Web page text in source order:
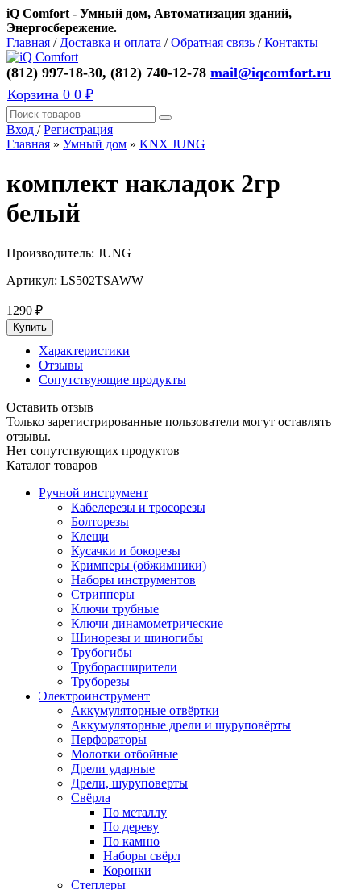
iQ Comfort - Умный дом, Автоматизация зданий,
Энергосбережение.
Главная / Доставка и оплата /Обратная связь /Контакты
(812) 997-18-30, (812) 740-12-78 mail@iqcomfort.ru
Корзина 0 0 ₽
Вход /Регистрация
Главная » Умный дом » KNX JUNG
комплект накладок 2гр
белый
Производитель: JUNG
Артикул: LS502TSAWW
1290 ₽
Характеристики
Отзывы
Сопутствующие продукты
Оставить отзыв
Только зарегистрированные пользователи могут оставлять
отзывы.
Нет сопутствующих продуктов
Каталог товаров
Ручной инструмент
Кабелерезы и тросорезы
Болторезы
Клещи
Кусачки и бокорезы
Кримперы (обжимники)
Наборы инструментов
Стрипперы
Ключи трубные
Ключи динамометрические
Шинорезы и шиногибы
Трубогибы
Труборасширители
Труборезы
Электроинструмент
Аккумуляторные отвёртки
Аккумуляторные дрели и шуруповёрты
Перфораторы
Молотки отбойные
Дрели ударные
Дрели, шуруповерты
Свёрла
По металлу
По дереву
По камню
Наборы свёрл
Коронки
Степлеры